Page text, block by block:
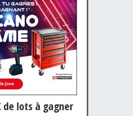
de lots à gagner